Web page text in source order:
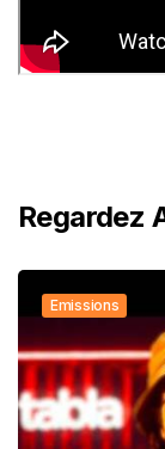
Regardez
Emissions